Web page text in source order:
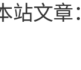
站文章